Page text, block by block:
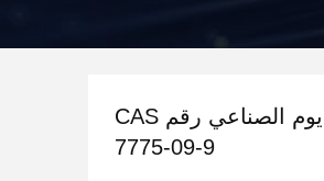
مسحوق أكسدة كلورات الصوديوم الصناعي رقم CAS
7775-09-9